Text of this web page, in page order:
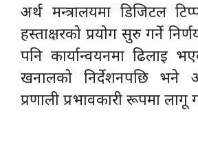
अर्थ मन्त्रालयमा डिजिटल
हस्ताक्षरको प्रयोग सुरु गर्ने
पनि कार्यान्वयनमा ढिलाइ
खनालको निर्देशनपछि
प्रणाली प्रभावकारी रूपमा लागू